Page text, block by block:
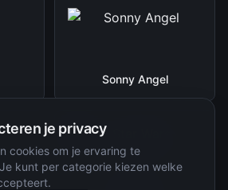
Sonny Angel
je privacy
cookies om je ervaring te
kunt per categorie kiezen welke